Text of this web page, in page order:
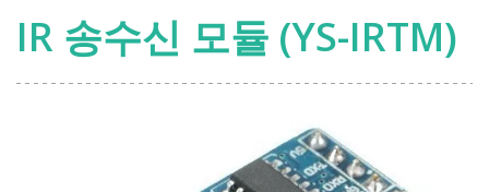
(Win32
호
스
IR 송수신 모듈 (YS-IRTM)